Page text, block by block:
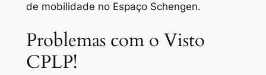
de mobilidade no Espaço Schengen.
Problemas com o Visto
CPLP!